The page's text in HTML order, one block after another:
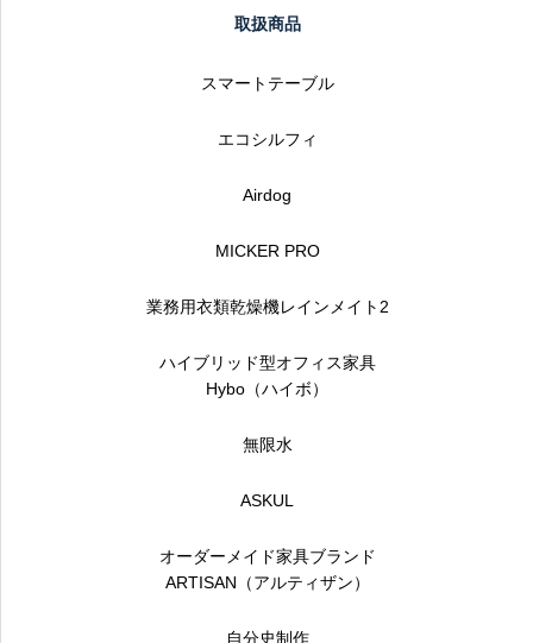
取扱商品
スマートテーブル
エコシルフィ
Airdog
MICKER PRO
業務用衣類乾燥機レインメイト2
ハイブリッド型オフィス家具
Hybo（ハイボ）
無限水
ASKUL
オーダーメイド家具ブランド
ARTISAN（アルティザン）
自分史制作